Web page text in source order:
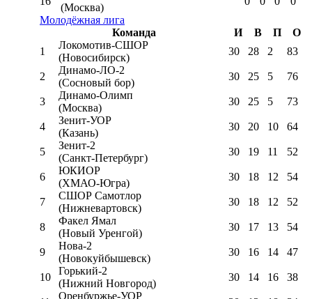
(Москва)
Молодёжная лига
Команда
И В П
О
1
Локомотив-CШОР
(Новосибирск)
30 28 2 83
2
Динамо-ЛО-2
(Сосновый бор)
30 25 5 76
3
Динамо-Олимп
(Москва)
30 25 5 73
4
Зенит-УОР
(Казань)
30 20 10 64
5
Зенит-2
(Санкт-Петербург)
30 19 11 52
6
ЮКИОР
(ХМАО-Югра)
30 18 12 54
7
СШОР Самотлор
(Нижневартовск)
30 18 12 52
8
Факел Ямал
(Новый Уренгой)
30 17 13 54
9
Нова-2
(Новокуйбышевск)
30 16 14 47
10
Горький-2
(Нижний Новгород)
30 14 16 38
Оренбуржье-УОР